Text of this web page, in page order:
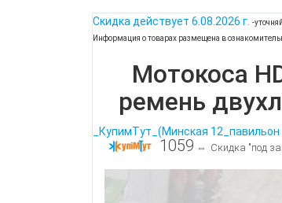
Скидка действует 6.08.2026 г. -
Информация о товарах размещена в
Мотокоса
ремень
_КупимТут_(Минская 12_павильон
1059 ⇔ Скидка "под